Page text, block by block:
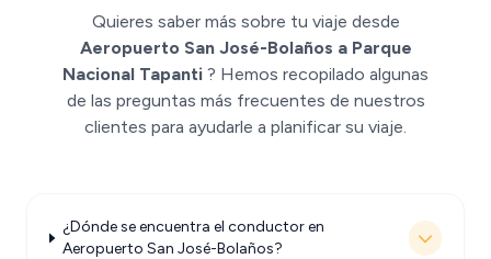
Quieres saber más sobre tu viaje desde
Aeropuerto San José-Bolaños a Parque
Nacional Tapanti ? Hemos recopilado algunas
de las preguntas más frecuentes de nuestros
clientes para ayudarle a planificar su viaje.
¿Dónde se encuentra el conductor en
Aeropuerto San José-Bolaños?